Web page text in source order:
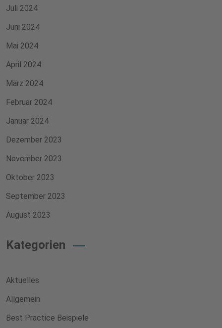
Juli 2024
Juni 2024
Mai 2024
April 2024
März 2024
Februar 2024
Januar 2024
Dezember 2023
November 2023
Oktober 2023
September 2023
August 2023
Kategorien
Aktuelles
Allgemein
Best Practice Beispiele